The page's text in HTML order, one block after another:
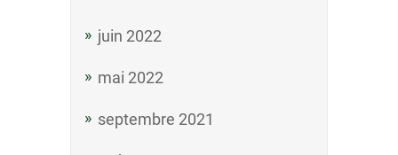
juin 2022
mai 2022
septembre 2021